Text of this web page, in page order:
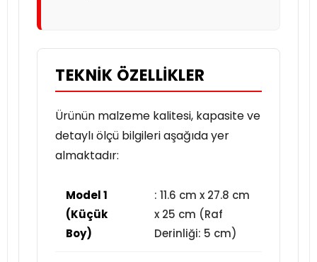
TEKNİK ÖZELLİKLER
Ürünün malzeme kalitesi, kapasite ve
detaylı ölçü bilgileri aşağıda yer
almaktadır:
Model 1
(Küçük
Boy)
: 11.6 cm x 27.8 cm
x 25 cm (Raf
Derinliği: 5 cm)